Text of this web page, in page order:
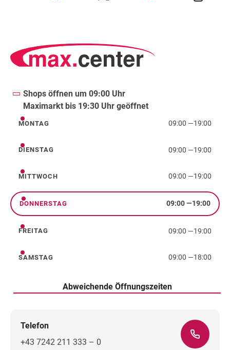
Shops öffnen um 09:00 Uhr
Maximarkt bis 19:30 Uhr geöffnet
Montag
MONTAG 09:00 —19:00
Dienstag
DIENSTAG 09:00 —19:00
Mittwoch
MITTWOCH 09:00 —19:00
Donnerstag
DONNERSTAG 09:00—19:00
Freitag
FREITAG 09:00 —19:00
Samstag
SAMSTAG 09:00 —18:00
Abweichende Öffnungszeiten
Telefon
+43 7242 211 333 – 0